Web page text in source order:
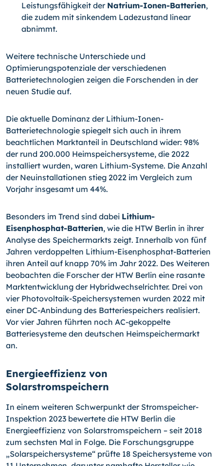
Leistungsfähigkeit der Natrium-Ionen-Batterien,
die zudem mit sinkendem Ladezustand linear
abnimmt.
Weitere technische Unterschiede und
Optimierungspotenziale der verschiedenen
Batterietechnologien zeigen die Forschenden in der
neuen Studie auf.
Die aktuelle Dominanz der Lithium-Ionen-
Batterietechnologie spiegelt sich auch in ihrem
beachtlichen Marktanteil in Deutschland wider: 98%
der rund 200.000 Heimspeichersysteme, die 2022
installiert wurden, waren Lithium-Systeme. Die Anzahl
der Neuinstallationen stieg 2022 im Vergleich zum
Vorjahr insgesamt um 44%.
Besonders im Trend sind dabei Lithium-
Eisenphosphat-Batterien, wie die HTW Berlin in ihrer
Analyse des Speichermarkts zeigt. Innerhalb von fünf
Jahren verdoppelten Lithium-Eisenphosphat-Batterien
ihren Anteil auf knapp 70% im Jahr 2022. Des Weiteren
beobachten die Forscher der HTW Berlin eine rasante
Marktentwicklung der Hybridwechselrichter. Drei von
vier Photovoltaik-Speichersystemen wurden 2022 mit
einer DC-Anbindung des Batteriespeichers realisiert.
Vor vier Jahren führten noch AC-gekoppelte
Batteriesysteme den deutschen Heimspeichermarkt
an.
Energieeffizienz von
Solarstromspeichern
In einem weiteren Schwerpunkt der Stromspeicher-
Inspektion 2023 bewertete die HTW Berlin die
Energieeffizienz von Solarstromspeichern – seit 2018
zum sechsten Mal in Folge. Die Forschungsgruppe
„Solarspeichersysteme“ prüfte 18 Speichersysteme von